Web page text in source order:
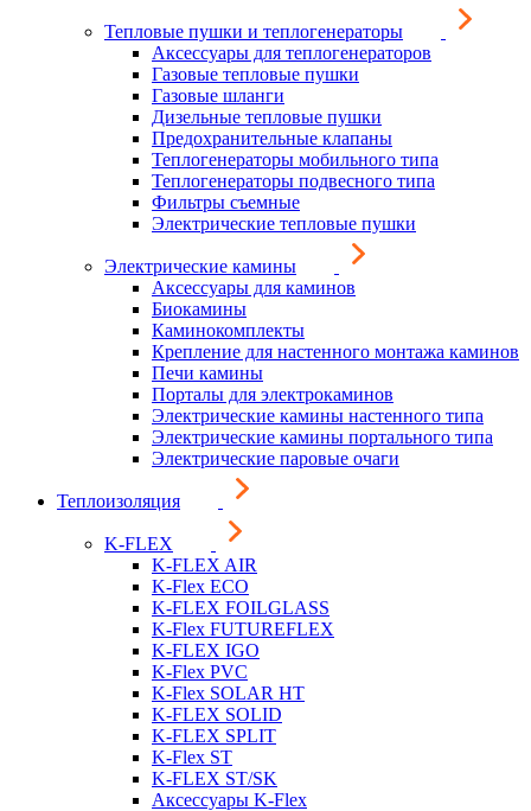
Тепловые пушки и теплогенераторы
Аксессуары для теплогенераторов
Газовые тепловые пушки
Газовые шланги
Дизельные тепловые пушки
Предохранительные клапаны
Теплогенераторы мобильного типа
Теплогенераторы подвесного типа
Фильтры съемные
Электрические тепловые пушки
Электрические камины
Аксессуары для каминов
Биокамины
Каминокомплекты
Крепление для настенного монтажа каминов
Печи камины
Порталы для электрокаминов
Электрические камины настенного типа
Электрические камины портального типа
Электрические паровые очаги
Теплоизоляция
K-FLEX
K-FLEX AIR
K-Flex ECO
K-FLEX FOILGLASS
K-Flex FUTUREFLEX
K-FLEX IGO
K-Flex PVC
K-Flex SOLAR HT
K-FLEX SOLID
K-FLEX SPLIT
K-Flex ST
K-FLEX ST/SK
Аксессуары K-Flex